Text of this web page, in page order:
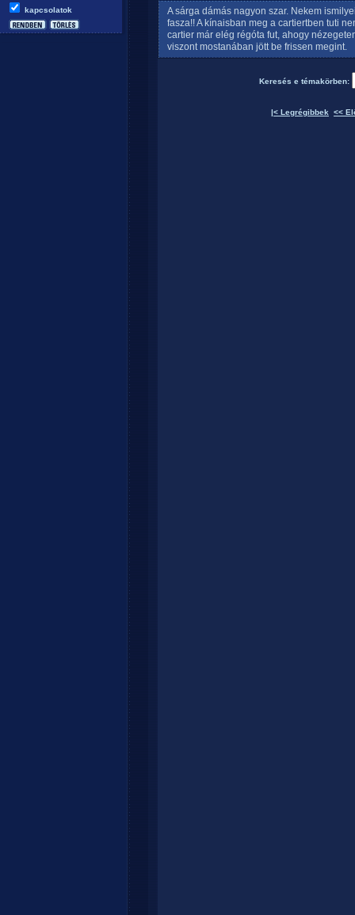
kapcsolatok
A sárga dámás nagyon szar. Nekem
fasza!! A kínaisban meg a cartiertben tuti
cartier már elég régóta fut, ahogy
viszont mostanában jött be frissen megint.
Keresés e témakörben:
|< Legrégibbek <<